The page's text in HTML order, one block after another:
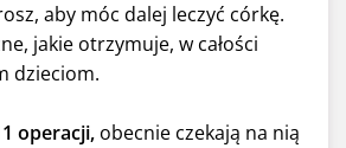
aby móc dalej leczyć córkę.
jakie otrzymuje, w całości
dzieciom.
operacji, obecnie czekają na nią